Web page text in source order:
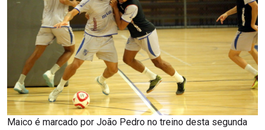
Maico é marcado por João Pedro no treino desta segunda